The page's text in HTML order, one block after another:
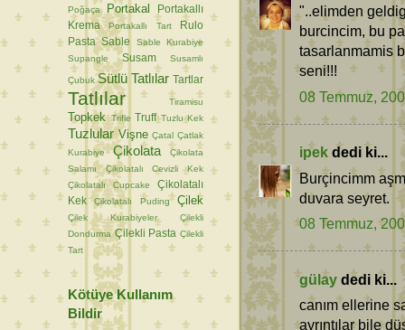
"..elimden
burcincim, bu
tasarlanmamis
seni!!!
08 Temmuz,
ipek dedi ki...
Burçincimm
duvara seyret.
08 Temmuz,
gülay dedi ki...
canım ellerine
ayrıntılar bile
Poğaça
Portakal
Portakallı
Krema
Portakallı Tart
Rulo
Pasta Sable
Sable Kurabiye
Supangle
Susam Susamlı
Çubuk Sütlü Tatlılar Tartlar
Tatlılar Tiramisu
Topkek Trifle Truff Tuzlu Kek
Tuzlular Vişne Çatal Çatlak
Kurabiye
Çikolata
Çikolata
Salamı
Çikolatalı Cevizli Kek
Çikolatalı Cupcake
Çikolatalı
Kek
Çikolatalı Puding Çilek
Çilek Kurabiyeler
Çilekli
Dondurma Çilekli Pasta Çilekli
Tart
Kötüye Kullanım
Bildir